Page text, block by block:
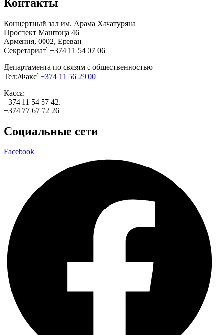
Контакты
Концертный зал им. Арама Хачатуряна
Проспект Маштоца 46
Армения, 0002, Ереван
Секретариат՝ +374 11 54 07 06
Департамента по связям с общественностью
Тел:/Факс՝ +374 11 56 29 00
Касса:
+374 11 54 57 42,
+374 77 67 72 26
Социальные сети
Facebook